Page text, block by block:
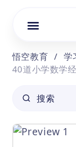
悟空教育 / 学
40道小学数学
搜索